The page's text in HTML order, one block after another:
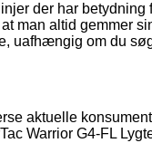
der har betydning
man altid gemmer
uafhængig om du
aktuelle
Warrior G4-FL